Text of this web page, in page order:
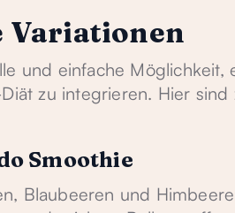
Variationen
und einfache Möglichkeit,
zu integrieren. Hier
Smoothie
Blaubeeren und